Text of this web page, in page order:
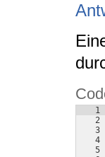
1
2
3
4
5